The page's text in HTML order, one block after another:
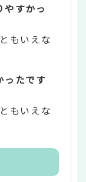
すかっ
もいえな
ったです
もいえな